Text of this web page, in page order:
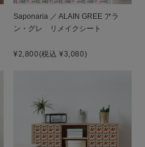
Saponaria ／ ALAIN GREE アラ
ン・グレ リメイクシート
¥2,800(税込 ¥3,080)